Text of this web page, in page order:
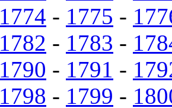
1774 - 1775 -
1782 - 1783 -
1790 - 1791 -
1798 - 1799 -